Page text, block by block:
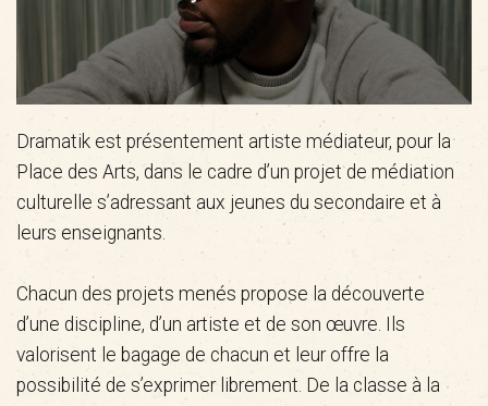
Dramatik est présentement artiste médiateur, pour la
Place des Arts, dans le cadre d’un projet de médiation
culturelle s’adressant aux jeunes du secondaire et à
leurs enseignants.
Chacun des projets menés propose la découverte
d’une discipline, d’un artiste et de son œuvre. Ils
valorisent le bagage de chacun et leur offre la
possibilité de s’exprimer librement. De la classe à la